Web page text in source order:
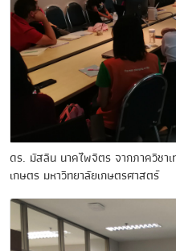
ดร. มัสลิน นาคไพจิตร จากภาควิชา
เกษตร มหาวิทยาลัยเกษตรศาสตร์